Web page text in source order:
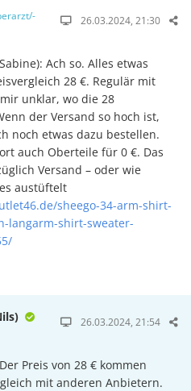
26.03.2024, 21:30
Ach so. Alles etwas
28 €. Regulär mit
unklar, wo die 28
der Versand so hoch ist,
noch etwas dazu bestellen.
auch Oberteile für 0 €. Das
Versand – oder wie
austüftelt
sheego-34-arm-shirt-
langarm-shirt-sweater-
26.03.2024, 21:54
Preis von 28 € kommen
mit anderen Anbietern.